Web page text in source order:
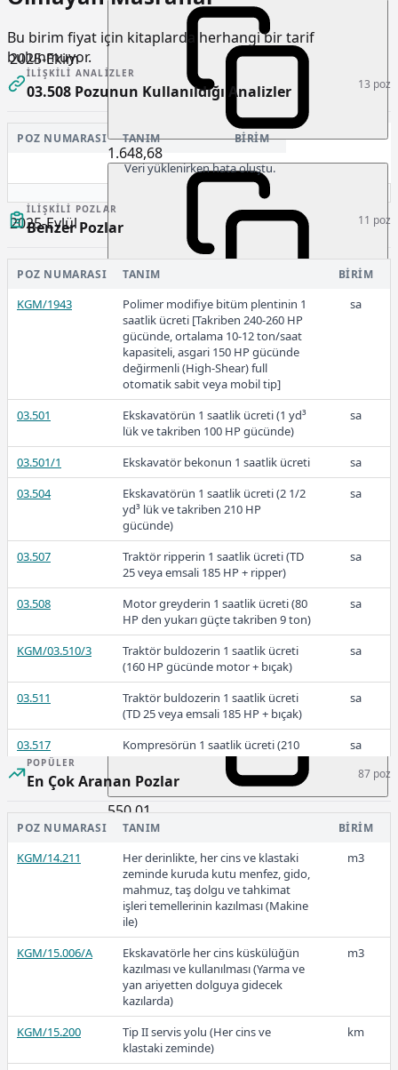
2025-Ekim
2025-Eylül
1.648,68
1.416,94
2024
1.116,18
749,46
550,01
2022-3
470,99
Bu birim fiyat için kitaplarda herhangi bir tarif
bulunmuyor.
İLIŞKILI ANALIZLER
03.508 Pozunun Kullanıldığı Analizler 13 poz
POZ NUMARASI TANIM BIRIM
Veri yüklenirken hata oluştu.
İLIŞKILI POZLAR
Benzer Pozlar 11 poz
POZ NUMARASI TANIM BIRIM
KGM/1943
Polimer modifiye bitüm plentinin 1
saatlik ücreti [Takriben 240-260 HP
gücünde, ortalama 10-12 ton/saat
kapasiteli, asgari 150 HP gücünde
değirmenli (High-Shear) full
otomatik sabit veya mobil tip]
sa
03.501
Ekskavatörün 1 saatlik ücreti (1 yd³
lük ve takriben 100 HP gücünde)
sa
03.501/1 Ekskavatör bekonun 1 saatlik ücreti
sa
03.504
Ekskavatörün 1 saatlik ücreti (2 1/2
yd³ lük ve takriben 210 HP
gücünde)
sa
03.507
Traktör ripperin 1 saatlik ücreti (TD
25 veya emsali 185 HP + ripper)
sa
03.508
Motor greyderin 1 saatlik ücreti (80
HP den yukarı güçte takriben 9 ton)
sa
KGM/03.510/3
Traktör buldozerin 1 saatlik ücreti
(160 HP gücünde motor + bıçak)
sa
03.511
Traktör buldozerin 1 saatlik ücreti
(TD 25 veya emsali 185 HP + bıçak)
sa
03.517
Kompresörün 1 saatlik ücreti (210
Cfm lik kompresör + hortum ve
tabancaları)
sa
Vantilasyon makinesinin 1 saatlik
ücreti (210 Cfm lik kompresör ve
Enjeksiyon makinesinin 1 saatlik
ücreti (210 Cfm lik kompresör +
enjeksiyon boruları + malzeme
tankı)
POPÜLER
En Çok Aranan Pozlar 87 poz
POZ NUMARASI TANIM BIRIM
KGM/14.211
Her derinlikte, her cins ve klastaki
zeminde kuruda kutu menfez, gido,
mahmuz, taş dolgu ve tahkimat
işleri temellerinin kazılması (Makine
ile)
m3
KGM/15.006/A
Ekskavatörle her cins küskülüğün
kazılması ve kullanılması (Yarma ve
yan ariyetten dolguya gidecek
kazılarda)
m3
KGM/15.200
Tip II servis yolu (Her cins ve
klastaki zeminde)
km